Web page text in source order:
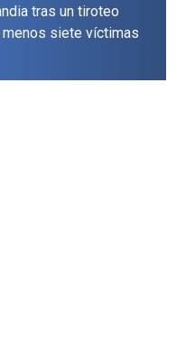
tras un tiroteo
siete víctimas